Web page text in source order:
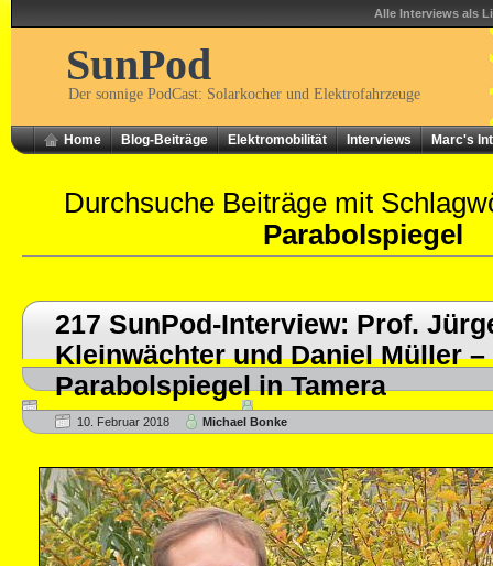
Alle Interviews als
SunPod
Der sonnige PodCast: Solarkocher und Elektrofahrzeuge
Home Blog-Beiträge Elektromobilität Interviews Marc's
Durchsuche Beiträge mit
Parabolspiegel
217 SunPod-Interview: Prof.
Kleinwächter und Daniel Müller –
Parabolspiegel in Tamera
10. Februar 2018 Michael Bonke